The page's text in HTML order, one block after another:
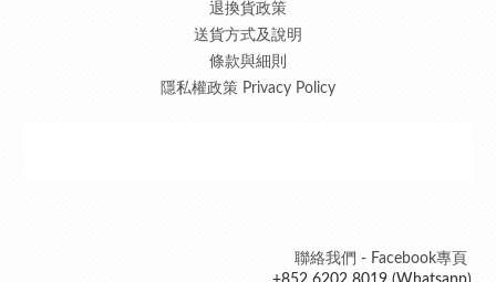
退換貨政策
送貨方式及說明
條款與細則
隱私權政策 Privacy Policy
聯絡我們 - Facebook專頁